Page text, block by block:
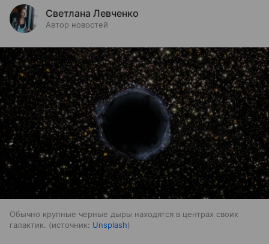
Светлана Левченко
Автор новостей
Обычно крупные черные дыры находятся в центрах своих
галактик.
источник: Unsplash